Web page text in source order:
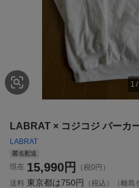
1 /
LABRAT × コジコジ パーカ
LABRAT
匿名配送
現在 15,990円
（税0円）
送料 東京都は750円
（税込）（離島